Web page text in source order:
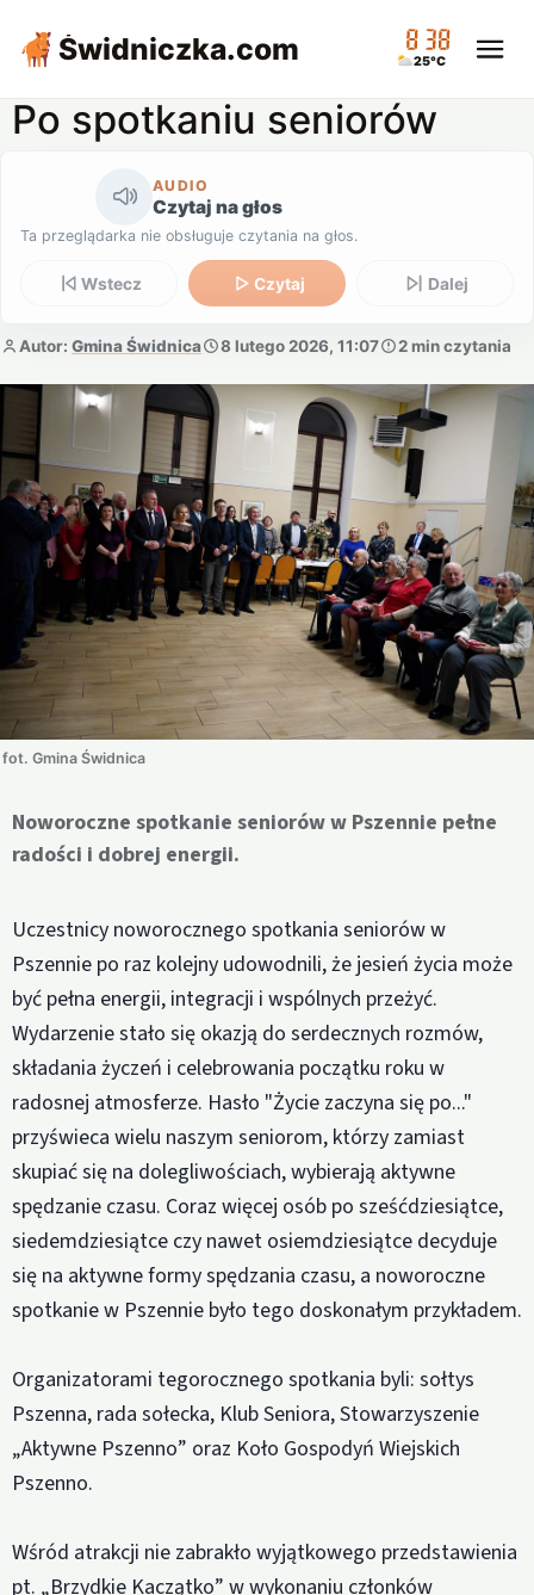
Świdniczka.com 08:38
25°C
Po spotkaniu seniorów
AUDIO
Czytaj na głos
Ta przeglądarka nie obsługuje czytania na głos.
Wstecz Czytaj Dalej
Autor: Gmina Świdnica 8 lutego 2026, 11:07 2 min czytania
fot. Gmina Świdnica
Noworoczne spotkanie seniorów w Pszennie pełne
radości i dobrej energii.
Uczestnicy noworocznego spotkania seniorów w
Pszennie po raz kolejny udowodnili, że jesień życia może
być pełna energii, integracji i wspólnych przeżyć.
Wydarzenie stało się okazją do serdecznych rozmów,
składania życzeń i celebrowania początku roku w
radosnej atmosferze. Hasło "Życie zaczyna się po..."
przyświeca wielu naszym seniorom, którzy zamiast
skupiać się na dolegliwościach, wybierają aktywne
spędzanie czasu. Coraz więcej osób po sześćdziesiątce,
siedemdziesiątce czy nawet osiemdziesiątce decyduje
się na aktywne formy spędzania czasu, a noworoczne
spotkanie w Pszennie było tego doskonałym przykładem.
Organizatorami tegorocznego spotkania byli: sołtys
Pszenna, rada sołecka, Klub Seniora, Stowarzyszenie
„Aktywne Pszenno” oraz Koło Gospodyń Wiejskich
Pszenno.
Wśród atrakcji nie zabrakło wyjątkowego przedstawienia
pt. „Brzydkie Kaczątko” w wykonaniu członków